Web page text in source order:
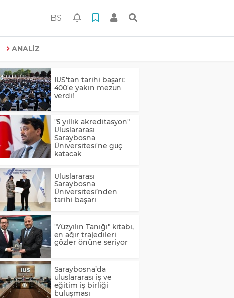
BS
ANALİZ
IUS'tan tarihi başarı:
400'e yakın mezun
verdi!
"5 yıllık akreditasyon"
Uluslararası
Saraybosna
Üniversitesi'ne güç
katacak
Uluslararası
Saraybosna
Üniversitesi’nden
tarihi başarı
"Yüzyılın Tanığı" kitabı,
en ağır trajedileri
gözler önüne seriyor
Saraybosna’da
uluslararası iş ve
eğitim iş birliği
buluşması